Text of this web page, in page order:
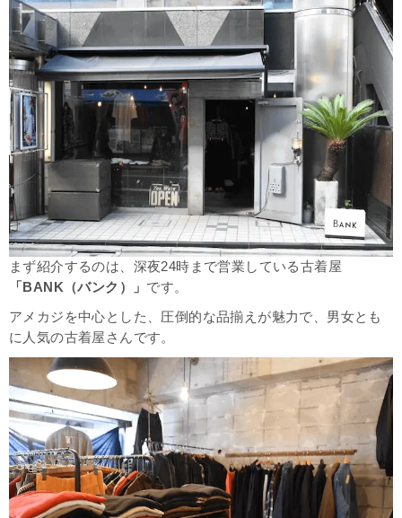
まず紹介するのは、深夜24時まで営業している古着屋
「BANK（バンク）」 です。
アメカジを中心とした、圧倒的な品揃えが魅力で、男女とも
に人気の古着屋さんです。